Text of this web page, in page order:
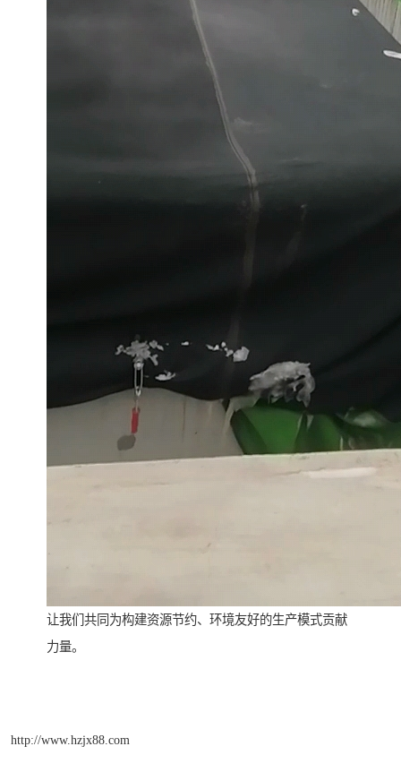
让我们共同为构建资源节约、环境友好的生产模式贡献
力量。
http://www.hzjx88.com